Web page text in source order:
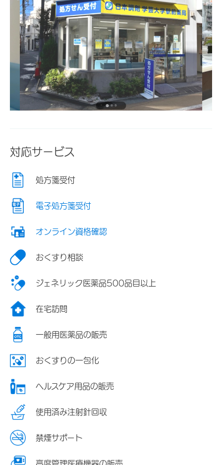
対応サービス
処方箋受付
電子処方箋受付
オンライン資格確認
おくすり相談
ジェネリック医薬品500品目以上
在宅訪問
一般用医薬品の販売
おくすりの一包化
ヘルスケア用品の販売
使用済み注射針回収
禁煙サポート
高度管理医療機器の販売